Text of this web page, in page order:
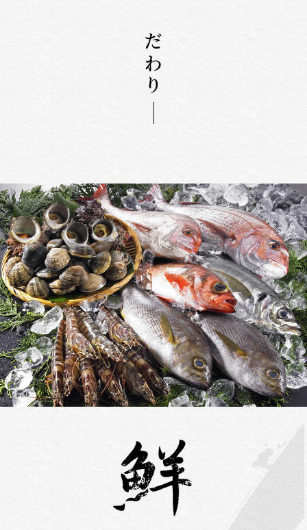
こだわり